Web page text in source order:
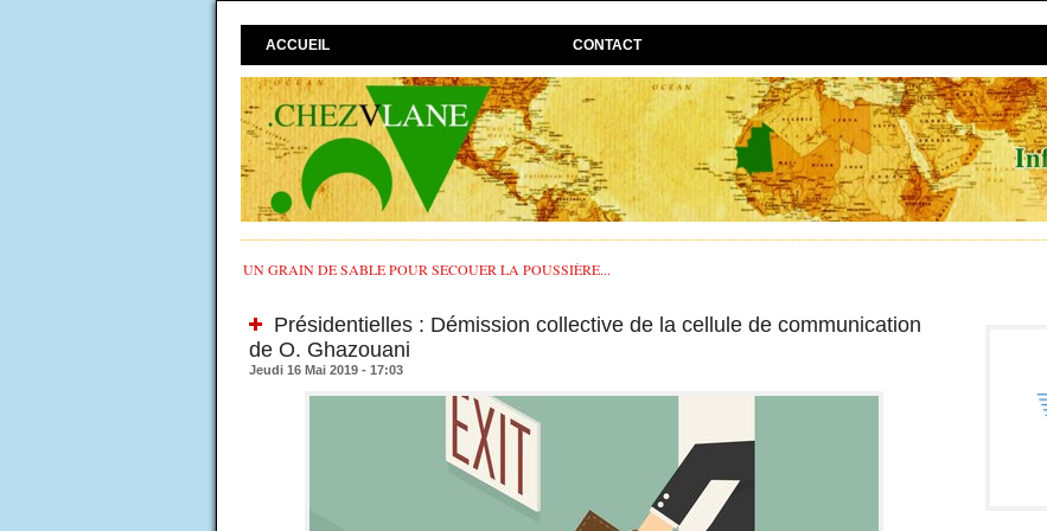
ACCUEIL CONTACT
UN GRAIN DE SABLE POUR SECOUER LA POUSSIÈRE...
Présidentielles : Démission collective de la cellule de communication
de O. Ghazouani
Jeudi 16 Mai 2019 - 17:03